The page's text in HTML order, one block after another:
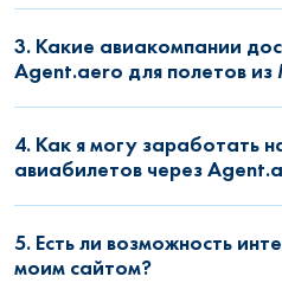
3. Какие авиакомпании
Agent.aero для полетов
4. Как я могу заработать
авиабилетов через
5. Есть ли возможность
моим сайтом?